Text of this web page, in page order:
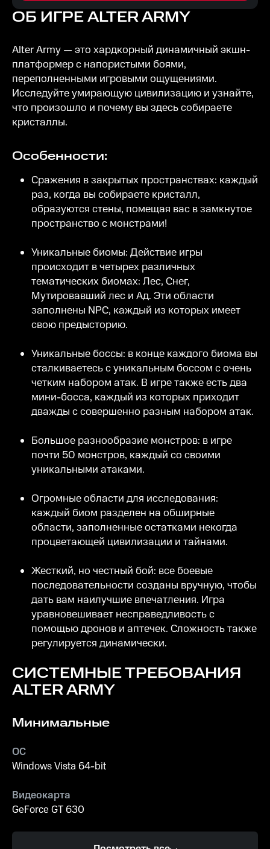
ОБ ИГРЕALTER ARMY
Alter Army — это хардкорный динамичный экшн-
платформер с напористыми боями,
переполненными игровыми ощущениями.
Исследуйте умирающую цивилизацию и узнайте,
что произошло и почему вы здесь собираете
кристаллы.
Особенности:
Сражения в закрытых пространствах: каждый
раз, когда вы собираете кристалл,
образуются стены, помещая вас в замкнутое
пространство с монстрами!
Уникальные биомы: Действие игры
происходит в четырех различных
тематических биомах: Лес, Снег,
Мутировавший лес и Ад. Эти области
заполнены NPC, каждый из которых имеет
свою предысторию.
Уникальные боссы: в конце каждого биома вы
сталкиваетесь с уникальным боссом с очень
четким набором атак. В игре также есть два
мини-босса, каждый из которых приходит
дважды с совершенно разным набором атак.
Большое разнообразие монстров: в игре
почти 50 монстров, каждый со своими
уникальными атаками.
Огромные области для исследования:
каждый биом разделен на обширные
области, заполненные остатками некогда
процветающей цивилизации и тайнами.
Жесткий, но честный бой: все боевые
последовательности созданы вручную, чтобы
дать вам наилучшие впечатления. Игра
уравновешивает несправедливость с
помощью дронов и аптечек. Сложность также
регулируется динамически.
СИСТЕМНЫЕ ТРЕБОВАНИЯ
ALTER ARMY
Минимальные
ОС
Windows Vista 64-bit
Видеокарта
GeForce GT 630